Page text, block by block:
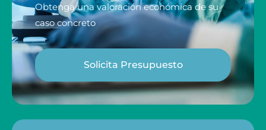
Obtenga una valoración económica de su
caso concreto
Solicita Presupuesto